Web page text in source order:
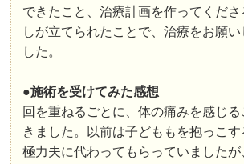
できたこと、治療計画を作ってくだ
しが立てられたことで、治療をお願い
した。
●施術を受けてみた感想
回を重ねるごとに、体の痛みを感じ
きました。以前は子どももを抱っこす
極力夫に代わってもらっていました